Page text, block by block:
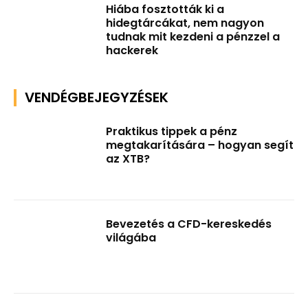
Hiába fosztották ki a
hidegtárcákat, nem nagyon
tudnak mit kezdeni a pénzzel a
hackerek
VENDÉGBEJEGYZÉSEK
Praktikus tippek a pénz
megtakarítására – hogyan segít
az XTB?
Bevezetés a CFD-kereskedés
világába